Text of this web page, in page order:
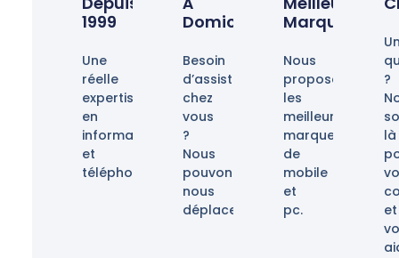
1999
Une
réelle
expertise
en
informatique
et
téléphonie.
Domicile
Besoin
d’assistance
chez
vous
?
Nous
pouvons
nous
déplacer.
Marques
Nous
proposons
les
meilleurs
marques
de
mobile
et
pc.
?
là
et